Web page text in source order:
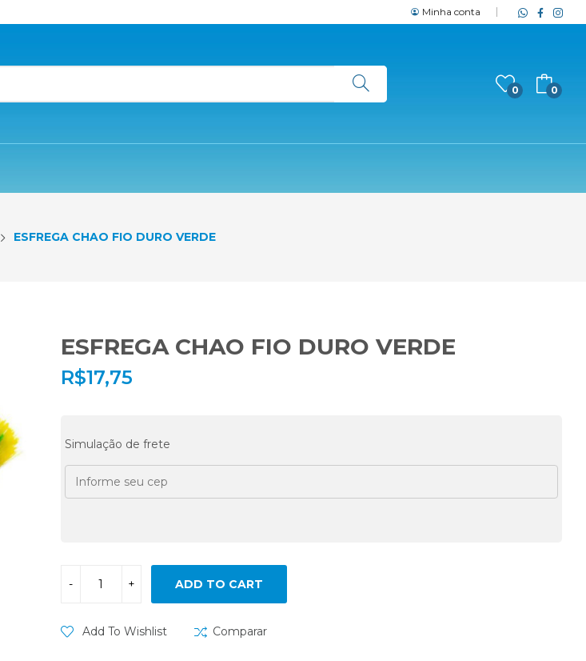
Minha conta
0 0
ESFREGA CHAO FIO DURO VERDE
ESFREGA CHAO FIO DURO VERDE
R$17,75
Simulação de frete
ADD TO CART
Add To Wishlist Comparar